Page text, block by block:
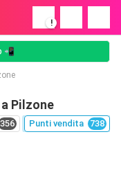
!
📲
Pilzone
356 Punti vendita 738